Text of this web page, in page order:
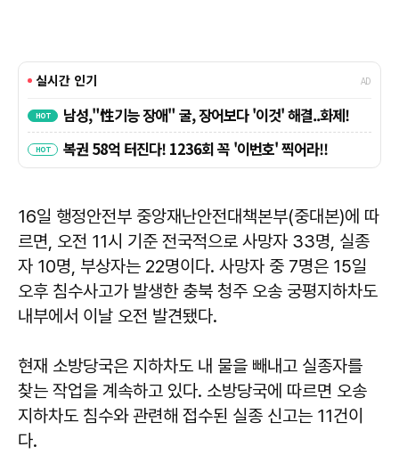
16일 행정안전부 중앙재난안전대책본부(중대본)에 따
르면, 오전 11시 기준 전국적으로 사망자 33명, 실종
자 10명, 부상자는 22명이다. 사망자 중 7명은 15일
오후 침수사고가 발생한 충북 청주 오송 궁평지하차도
내부에서 이날 오전 발견됐다.
현재 소방당국은 지하차도 내 물을 빼내고 실종자를
찾는 작업을 계속하고 있다. 소방당국에 따르면 오송
지하차도 침수와 관련해 접수된 실종 신고는 11건이
다.